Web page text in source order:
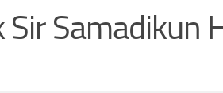
Sir Samadikun